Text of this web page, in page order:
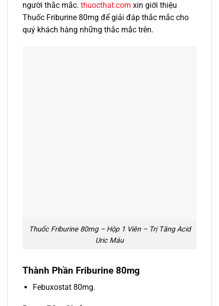
người thắc mắc. thuocthat.com xin giới thiệu
Thuốc Friburine 80mg để giải đáp thắc mắc cho
quý khách hàng những thắc mắc trên.
Thuốc Friburine 80mg – Hộp 1 Viên – Trị Tăng Acid
Uric Máu
Thành Phần Friburine 80mg
Febuxostat 80mg.